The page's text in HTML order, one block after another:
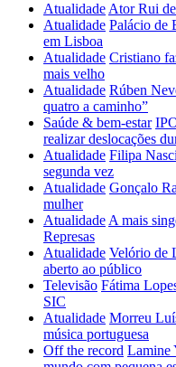
Atualidade Ator Rui
Atualidade Palácio de
em Lisboa
Atualidade Cristiano
mais velho
Atualidade Rúben
quatro a caminho”
Saúde & bem-estar
realizar deslocações
Atualidade Filipa
segunda vez
Atualidade Gonçalo
mulher
Atualidade A mais
Represas
Atualidade Velório de
aberto ao público
Televisão Fátima
SIC
Atualidade Morreu
música portuguesa
Off the record Lamine